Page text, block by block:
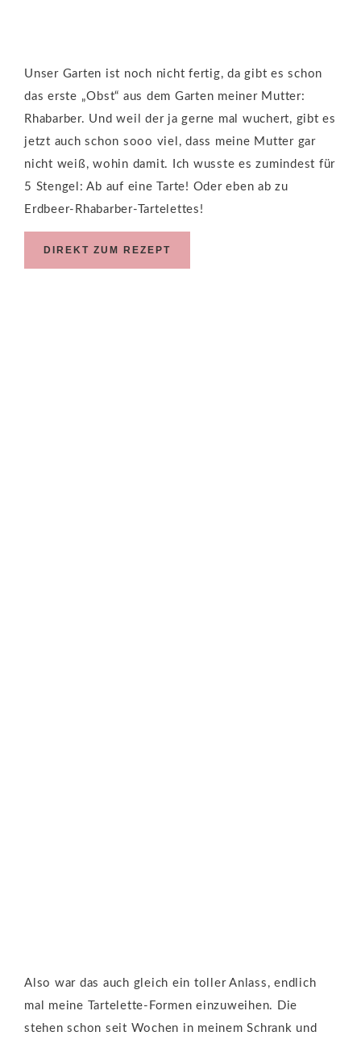
Unser Garten ist noch nicht fertig, da gibt es schon
das erste „Obst“ aus dem Garten meiner Mutter:
Rhabarber. Und weil der ja gerne mal wuchert, gibt es
jetzt auch schon sooo viel, dass meine Mutter gar
nicht weiß, wohin damit. Ich wusste es zumindest für
5 Stengel: Ab auf eine Tarte! Oder eben ab zu
Erdbeer-Rhabarber-Tartelettes!
DIREKT ZUM REZEPT
Also war das auch gleich ein toller Anlass, endlich
mal meine Tartelette-Formen einzuweihen. Die
stehen schon seit Wochen in meinem Schrank und